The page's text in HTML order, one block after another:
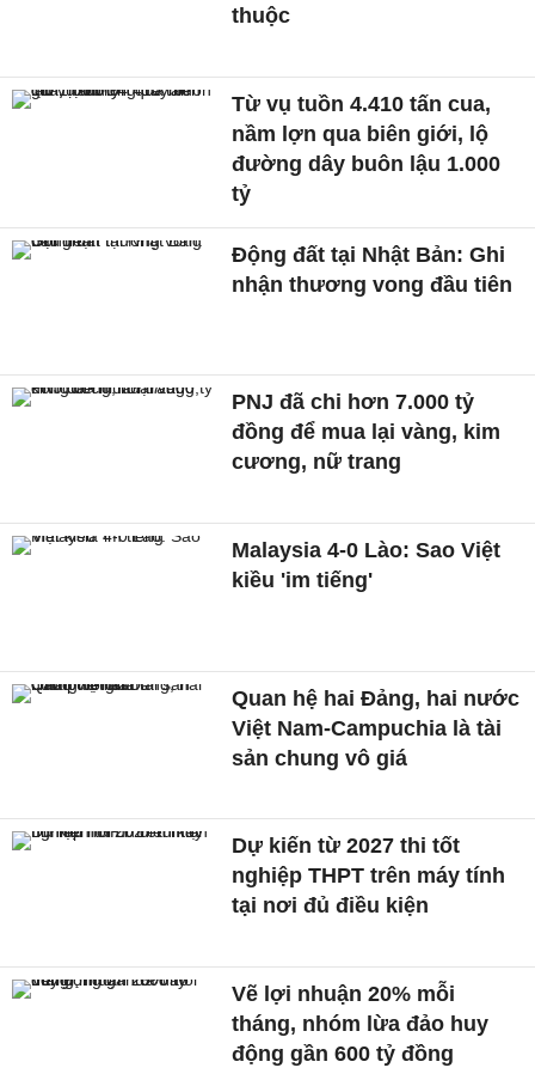
thuộc
Từ vụ tuồn 4.410 tấn cua,
nầm lợn qua biên giới, lộ
đường dây buôn lậu 1.000
tỷ
Động đất tại Nhật Bản: Ghi
nhận thương vong đầu tiên
PNJ đã chi hơn 7.000 tỷ
đồng để mua lại vàng, kim
cương, nữ trang
Malaysia 4-0 Lào: Sao Việt
kiều 'im tiếng'
Quan hệ hai Đảng, hai nước
Việt Nam-Campuchia là tài
sản chung vô giá ​
Dự kiến từ 2027 thi tốt
nghiệp THPT trên máy tính
tại nơi đủ điều kiện
Vẽ lợi nhuận 20% mỗi
tháng, nhóm lừa đảo huy
động gần 600 tỷ đồng